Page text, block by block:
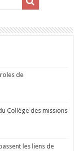
de
Collège des missions
les liens de